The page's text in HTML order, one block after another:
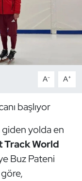
A- A+
başlıyor
giden yolda en
Track World
Buz Pateni